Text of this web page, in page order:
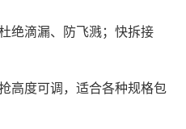
绝滴漏、防飞溅；快拆接
高度可调，适合各种规格包